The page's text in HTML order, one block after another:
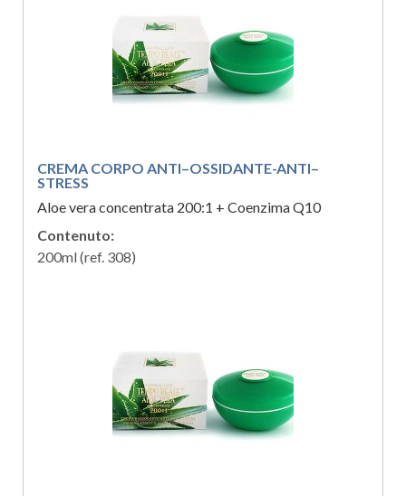
CREMA CORPO ANTI–OSSIDANTE-ANTI–
STRESS
Aloe vera concentrata 200:1 + Coenzima Q10
Contenuto:
200ml (ref. 308)